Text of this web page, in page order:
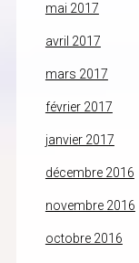
mai 2017
avril 2017
mars 2017
février 2017
janvier 2017
décembre 2016
novembre 2016
octobre 2016